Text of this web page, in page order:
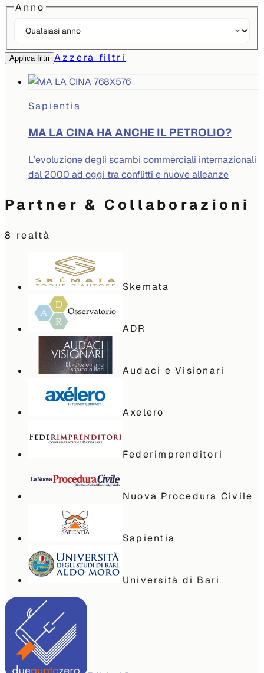
Anno
Applica filtri Azzera filtri
Sapientia
MA LA CINA HA ANCHE IL PETROLIO?
L’evoluzione degli scambi commerciali internazionali
dal 2000 ad oggi tra conflitti e nuove alleanze
Partner & Collaborazioni
8 realtà
Skemata
ADR
Audaci e Visionari
Axelero
Federimprenditori
Nuova Procedura Civile
Sapientia
Università di Bari